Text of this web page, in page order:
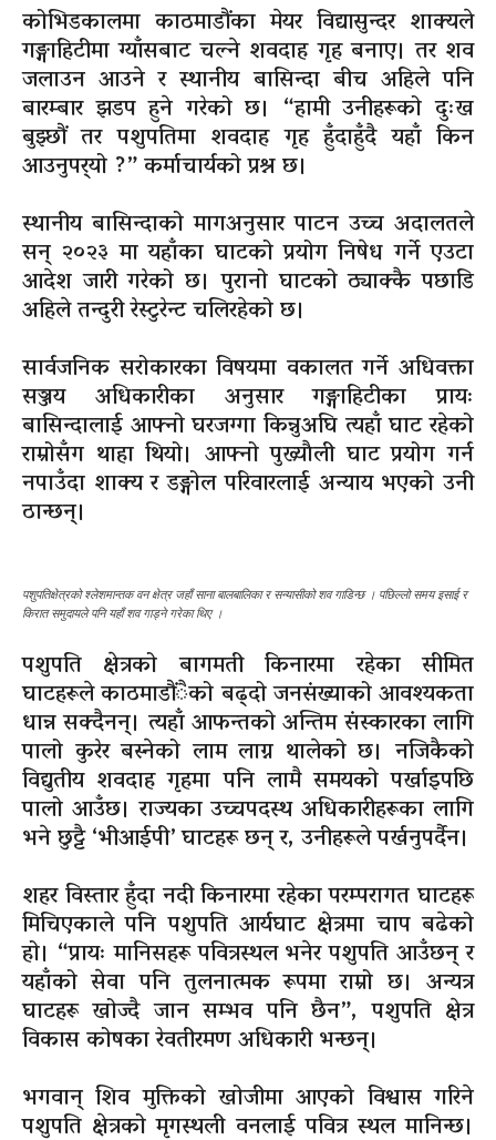
कोभिडकालमा काठमाडौंका मेयर विद्यासुन्दर शाक्यले
गङ्गाहिटीमा ग्याँसबाट चल्ने शवदाह गृह बनाए। तर शव
जलाउन आउने र स्थानीय बासिन्दा बीच अहिले पनि
बारम्बार झडप हुने गरेको छ। “हामी उनीहरूको दुःख
बुझ्छौं तर पशुपतिमा शवदाह गृह हुँदाहुँदै यहाँ किन
आउनुपर्‍यो ?” कर्माचार्यको प्रश्न छ।
स्थानीय बासिन्दाको मागअनुसार पाटन उच्च अदालतले
सन् २०२३ मा यहाँका घाटको प्रयोग निषेध गर्ने एउटा
आदेश जारी गरेको छ। पुरानो घाटको ठ्याक्कै पछाडि
अहिले तन्दुरी रेस्टुरेन्ट चलिरहेको छ।
सार्वजनिक सरोकारका विषयमा वकालत गर्ने अधिवक्ता
सञ्जय अधिकारीका अनुसार गङ्गाहिटीका प्रायः
बासिन्दालाई आफ्नो घरजग्गा किन्नुअघि त्यहाँ घाट रहेको
राम्रोसँग थाहा थियो। आफ्नो पुख्र्याैली घाट प्रयोग गर्न
नपाउँदा शाक्य र डङ्गोल परिवारलाई अन्याय भएको उनी
ठान्छन्।
पशुपतिक्षेत्रको श्लेशमान्तक वन क्षेत्र जहाँ साना बालबालिका र सन्यासीको शव गाडिन्छ । पछिल्लो समय इसाई र
किरात समुदायले पनि यहाँ शव गाड्ने गरेका थिए ।
पशुपति क्षेत्रको बागमती किनारमा रहेका सीमित
घाटहरूले काठमाडौंैको बढ्दो जनसंख्याको आवश्यकता
धान्न सक्दैनन्। त्यहाँ आफन्तको अन्तिम संस्कारका लागि
पालो कुरेर बस्नेको लाम लाग्न थालेको छ। नजिकैको
विद्युतीय शवदाह गृहमा पनि लामै समयको पर्खाइपछि
पालो आउँछ। राज्यका उच्चपदस्थ अधिकारीहरूका लागि
भने छुट्टै ‘भीआईपी’ घाटहरू छन् र, उनीहरूले पर्खनुपर्दैन।
शहर विस्तार हुँदा नदी किनारमा रहेका परम्परागत घाटहरू
मिचिएकाले पनि पशुपति आर्यघाट क्षेत्रमा चाप बढेको
हो। “प्रायः मानिसहरू पवित्रस्थल भनेर पशुपति आउँछन् र
यहाँको सेवा पनि तुलनात्मक रूपमा राम्रो छ। अन्यत्र
घाटहरू खोज्दै जान सम्भव पनि छैन”, पशुपति क्षेत्र
विकास कोषका रेवतीरमण अधिकारी भन्छन्।
भगवान् शिव मुक्तिको खोजीमा आएको विश्वास गरिने
पशुपति क्षेत्रको मृगस्थली वनलाई पवित्र स्थल मानिन्छ।